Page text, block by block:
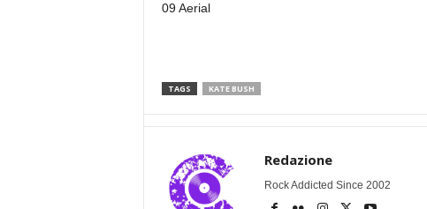
09 Aerial
TAGS KATE BUSH
Redazione
Rock Addicted Since 2002